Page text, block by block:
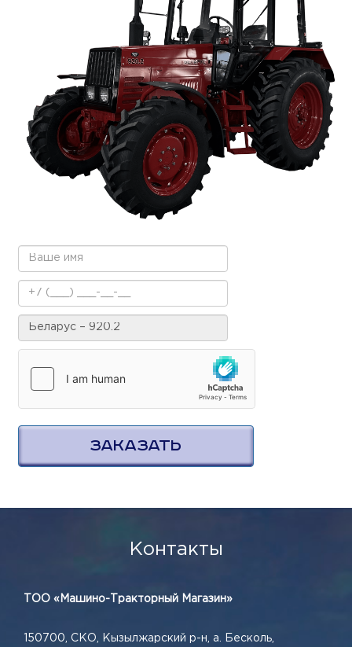
ЗАКАЗАТЬ
Контакты
ТОО «Машино-Тракторный Магазин»
150700, СКО, Кызылжарский р-н, а. Бесколь,